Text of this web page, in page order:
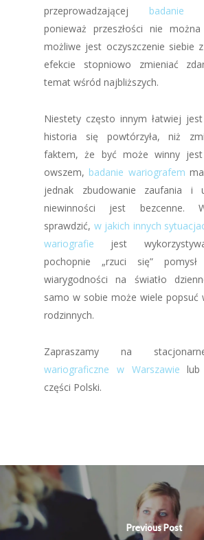
przeprowadzającej badanie
ponieważ przeszłości nie
możliwe jest oczyszczenie siebie
efekcie stopniowo zmieniać
temat wśród najbliższych.
Niestety często innym łatwiej
historia się powtórzyła, niż
faktem, że być może winny
owszem, badanie wariografem
jednak zbudowanie zaufania i
niewinności jest bezcenne.
sprawdzić, w jakich innych
wariografie jest
pochopnie „rzuci się” pomysł
wiarygodności na światło
samo w sobie może wiele popsuć
rodzinnych.
Zapraszamy na
wariograficzne w Warszawie
części Polski.
Previous Post